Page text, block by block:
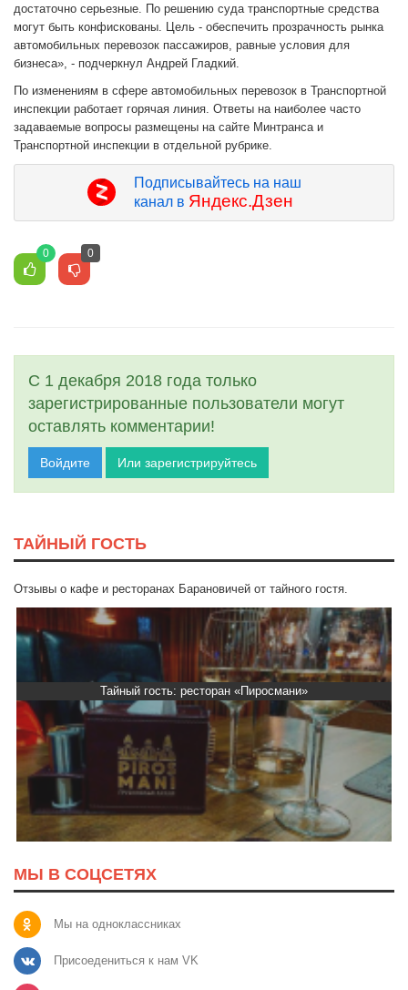
достаточно серьезные. По решению суда транспортные средства
могут быть конфискованы. Цель - обеспечить прозрачность рынка
автомобильных перевозок пассажиров, равные условия для
бизнеса», - подчеркнул Андрей Гладкий.
По изменениям в сфере автомобильных перевозок в Транспортной
инспекции работает горячая линия. Ответы на наиболее часто
задаваемые вопросы размещены на сайте Минтранса и
Транспортной инспекции в отдельной рубрике.
Подписывайтесь на наш
канал в Яндекс.Дзен
0 0
С 1 декабря 2018 года только
зарегистрированные пользователи могут
оставлять комментарии!
Войдите Или зарегистрируйтесь
ТАЙНЫЙ ГОСТЬ
Отзывы о кафе и ресторанах Барановичей от тайного гостя.
Тайный гость: ресторан «Пиросмани»
МЫ В СОЦСЕТЯХ
Мы на одноклассниках
Присоедениться к нам VK